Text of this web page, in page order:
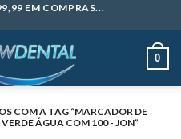
EM COMPRAS...
0
COM A TAG “MARCADOR DE
ÁGUA COM 100 - JON”